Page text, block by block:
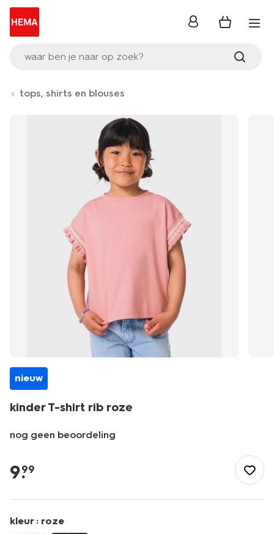
waar ben je naar op zoek?
inloggen
tops, shirts en blouses
nieuw
kinder T-shirt rib roze
nog geen beoordeling
tops-
shirts-
t-
shirt-
rib-
9.
99
kleur : roze